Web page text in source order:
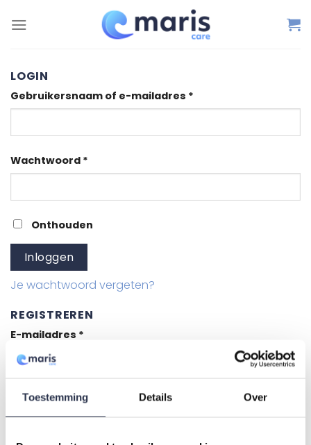
Toestemming Details Over
naar
LOGIN
Gebruikersnaam of e-mailadres *
Wachtwoord *
Onthouden
Inloggen
Je wachtwoord vergeten?
REGISTREREN
E-mailadres *
Wachtwoord*Vereist